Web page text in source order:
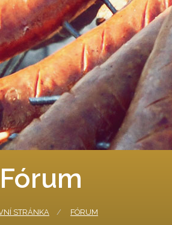
Fórum
STRÁNKA FÓRUM